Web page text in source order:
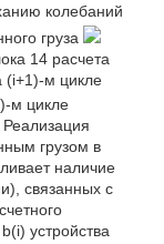
колебаний
груза
14 расчета
(i+1)-м цикле
м цикле
грузом в
наличие
связанных с
устройства